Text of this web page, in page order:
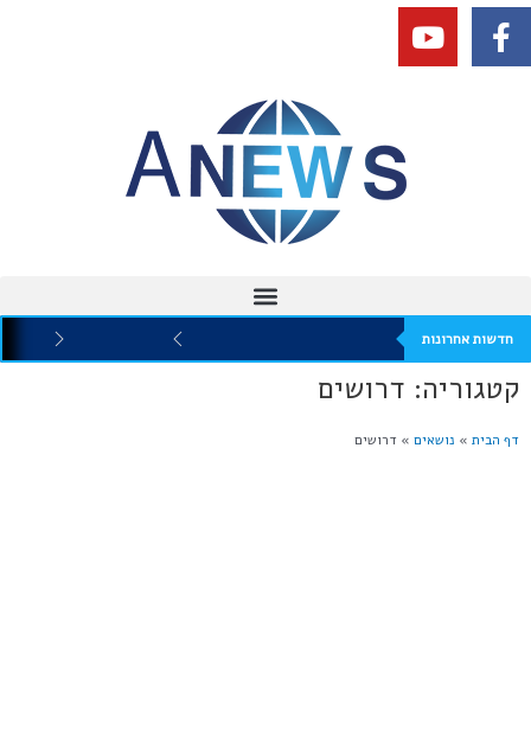
חדשות אחרונות
קטגוריה: דרושים
דף הבית» נושאים» דרושים